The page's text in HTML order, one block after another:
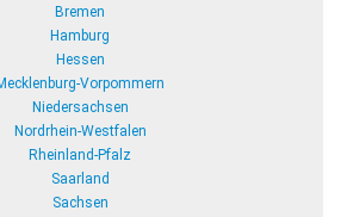
Bremen
Hamburg
Hessen
Vorpommern
Niedersachsen
Nordrhein-Westfalen
Rheinland-Pfalz
Saarland
Sachsen